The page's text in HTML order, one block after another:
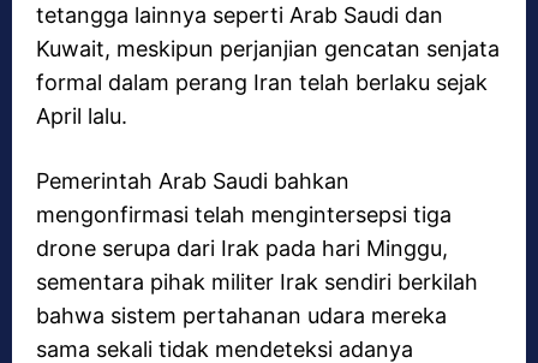
tetangga lainnya seperti Arab Saudi dan
Kuwait, meskipun perjanjian gencatan senjata
formal dalam perang Iran telah berlaku sejak
April lalu.
Pemerintah Arab Saudi bahkan
mengonfirmasi telah mengintersepsi tiga
drone serupa dari Irak pada hari Minggu,
sementara pihak militer Irak sendiri berkilah
bahwa sistem pertahanan udara mereka
sama sekali tidak mendeteksi adanya